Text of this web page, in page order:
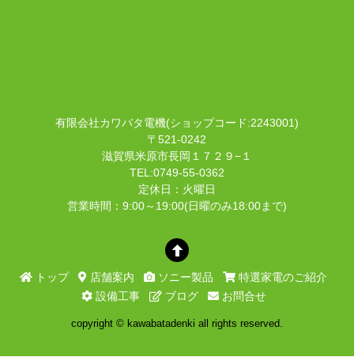
有限会社カワバタ電機(ショップコード:2243001)
〒521-0242
滋賀県米原市長岡１７２９−１
TEL:0749-55-0362
定休日：火曜日
営業時間：9:00～19:00(日曜のみ18:00まで)
トップ 店舗案内 ソニー製品
特選家電のご紹介
設備工事
ブログ お問合せ
copyright © kawabatadenki all rights reserved.